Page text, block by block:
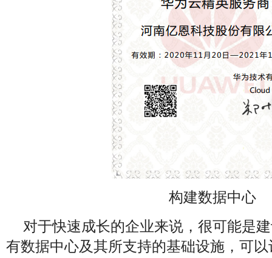
构建数据中心
对于快速成长的企业来说，很可能是
有数据中心及其所支持的基础设施，可